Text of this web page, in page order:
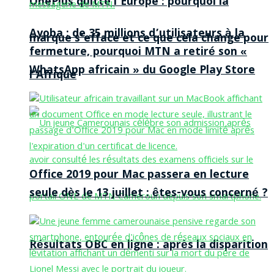
marque s’efface et ce que cela change pour
l’Afrique
Résultats OBC en ligne : après la disparition
Ayoba : de 35 millions d’utilisateurs à la
fermeture, pourquoi MTN a retiré son «
WhatsApp africain » du Google Play Store
Office 2019 pour Mac passera en lecture
seule dès le 13 juillet : êtes-vous concerné ?